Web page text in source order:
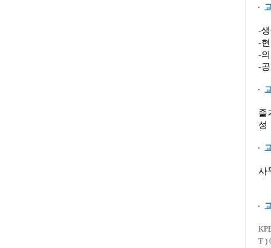
-
-
-
-
즐
성
사
T )